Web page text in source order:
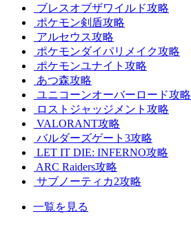
ブレスオブザワイルド攻略
ポケモン剣盾攻略
アルセウス攻略
ポケモンダイパリメイク攻略
ポケモンユナイト攻略
あつ森攻略
ユニコーンオーバーロード攻略
ロストジャッジメント攻略
VALORANT攻略
バルダーズゲート3攻略
LET IT DIE: INFERNO攻略
ARC Raiders攻略
サブノーティカ2攻略
一覧を見る